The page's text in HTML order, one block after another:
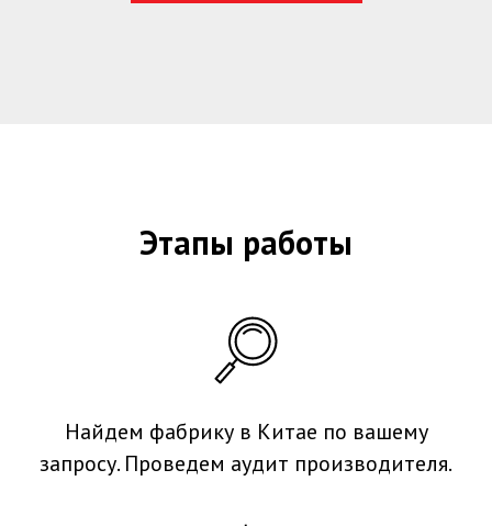
Этапы работы
Найдем фабрику в Китае по вашему
запросу. Проведем аудит производителя.